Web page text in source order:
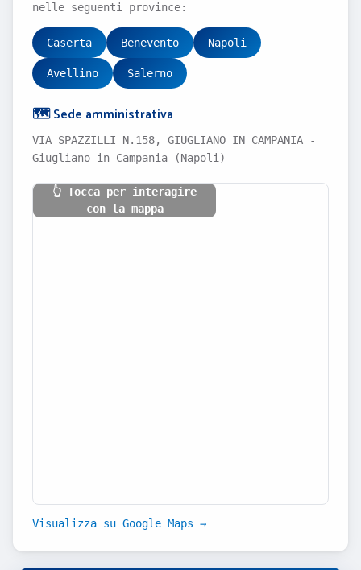
nelle seguenti province:
Caserta Benevento Napoli
Avellino Salerno
🗺️ Sede amministrativa
VIA SPAZZILLI N.158, GIUGLIANO IN CAMPANIA -
Giugliano in Campania (Napoli)
👆 Tocca per interagire
con la mappa
Visualizza su Google Maps →